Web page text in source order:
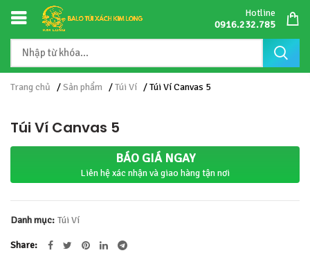
Hotline
0916.232.785
Trang chủ /Sản phẩm /Túi Ví / Túi Ví Canvas 5
Túi Ví Canvas 5
BÁO GIÁ NGAY
Liên hệ xác nhận và giao hàng tận nơi
Danh mục: Túi Ví
Share